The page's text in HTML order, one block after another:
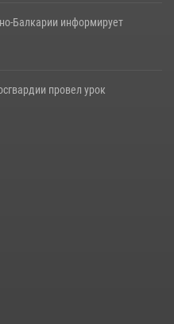
Балкарии информирует
провел урок